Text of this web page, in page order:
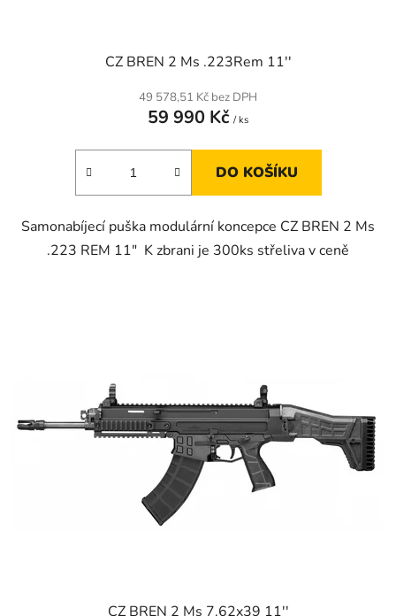
CZ BREN 2 Ms .223Rem 11''
49 578,51 Kč bez DPH
59 990 Kč / ks
DO KOŠÍKU
Samonabíjecí puška modulární koncepce CZ BREN 2 Ms
.223 REM 11" K zbrani je 300ks střeliva v ceně
CZ BREN 2 Ms 7.62x39 11''